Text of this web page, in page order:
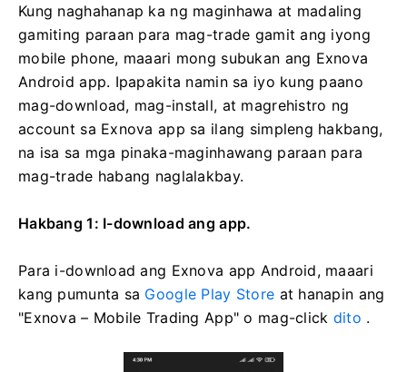
Kung naghahanap ka ng maginhawa at madaling
gamiting paraan para mag-trade gamit ang iyong
mobile phone, maaari mong subukan ang Exnova
Android app. Ipapakita namin sa iyo kung paano
mag-download, mag-install, at magrehistro ng
account sa Exnova app sa ilang simpleng hakbang,
na isa sa mga pinaka-maginhawang paraan para
mag-trade habang naglalakbay.
Hakbang 1: I-download ang app.
Para i-download ang Exnova app Android, maaari
kang pumunta sa Google Play Store at hanapin ang
"Exnova – Mobile Trading App" o mag-click dito .